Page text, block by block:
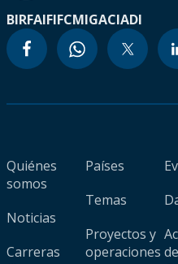
BIRFAIFIFCMIGACIADI
Quiénes
somos
Noticias
Carreras
Países
Temas
Proyectos y
operaciones